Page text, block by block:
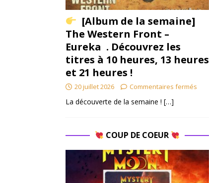
[Album de la semaine]
The Western Front –
Eureka . Découvrez les
titres à 10 heures, 13 heures
et 21 heures !
20 juillet 2026 Commentaires fermés
La découverte de la semaine ! […]
COUP DE COEUR